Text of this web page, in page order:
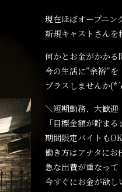
現在ほぼオープニン
新規キャストさんを
何かとお金がかかる
今の生活に”余裕”を
プラスしませんか
＼短期勤務、大歓迎
「目標金額が貯ま
期間限定バイトも
働き方はアナタにお
急な出費が重なって
今すぐにお金が欲